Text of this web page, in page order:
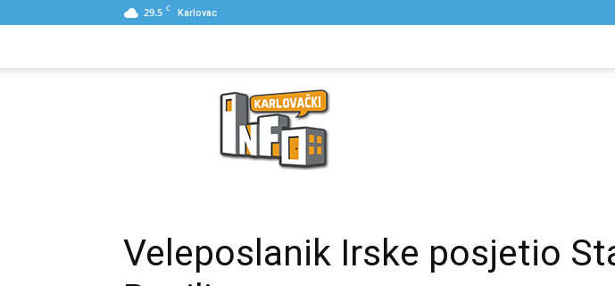
29.5 C Karlovac
Karlovački
Veleposlanik Irske posjetio